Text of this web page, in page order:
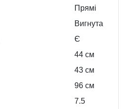
Прямі
Вигнута
Є
44 см
43 см
96 см
7.5